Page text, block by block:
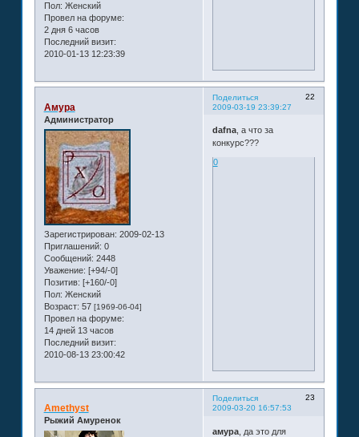
Пол: Женский
Провел на форуме:
2 дня 6 часов
Последний визит:
2010-01-13 12:23:39
Поделиться
22
2009-03-19 23:39:27
Амура
Администратор
Зарегистрирован: 2009-02-13
Приглашений: 0
Сообщений: 2448
Уважение: [+94/-0]
Позитив: [+160/-0]
Пол: Женский
Возраст: 57 [1969-06-04]
Провел на форуме:
14 дней 13 часов
Последний визит:
2010-08-13 23:00:42
dafna, а что за
конкурс???
0
Поделиться
23
2009-03-20 16:57:53
Amethyst
Рыжий Амуренок
амура, да это для